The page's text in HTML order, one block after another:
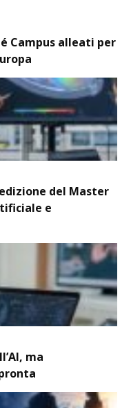
Campus alleati per
del Master
e
ma